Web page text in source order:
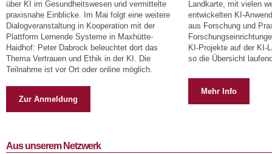
über KI im Gesundheitswesen und vermittelte
praxisnahe Einblicke. Im Mai folgt eine weitere
Dialogveranstaltung in Kooperation mit der
Plattform Lernende Systeme in Maxhütte-
Haidhof: Peter Dabrock beleuchtet dort das
Thema Vertrauen und Ethik in der KI. Die
Teilnahme ist vor Ort oder online möglich.
Zur Anmeldung
Landkarte, mit vielen
entwickelten KI-
aus Forschung und
KI-Projekte auf der KI-
so die Übersicht
Mehr Info
Aus unserem Netzwerk